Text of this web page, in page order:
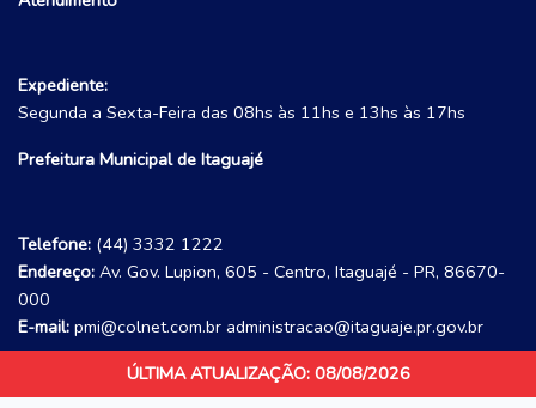
Expediente:
Segunda a Sexta-Feira das 08hs às 11hs e 13hs às 17hs
Prefeitura Municipal de Itaguajé
Telefone: (44) 3332 1222
Endereço: Av. Gov. Lupion, 605 - Centro, Itaguajé - PR, 86670-
000
E-mail: pmi@colnet.com.br administracao@itaguaje.pr.gov.br
ÚLTIMA ATUALIZAÇÃO: 08/08/2026